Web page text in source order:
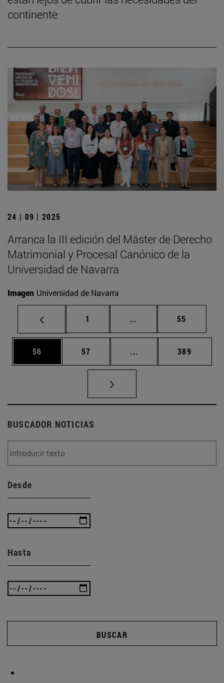
continente
24 | 09 | 2025
Arranca la III edición del Máster de Derecho
Matrimonial y Procesal Canónico de la
Universidad de Navarra
Imagen Universidad de Navarra
Página
1 ... Páginas intermedias
Página
55
Página
56 Página
57 ... Páginas intermedias
Página
389
BUSCADOR NOTICIAS
Desde
Hasta
BUSCAR